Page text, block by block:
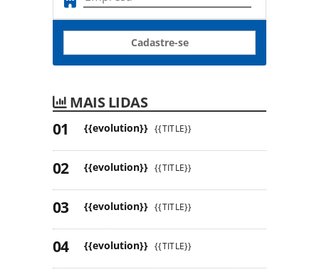
Cadastre-se
MAIS LIDAS
{{evolution}} {{TITLE}}
{{evolution}} {{TITLE}}
{{evolution}} {{TITLE}}
{{evolution}} {{TITLE}}